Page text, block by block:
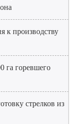
к производству
га горевшего
стрелков из